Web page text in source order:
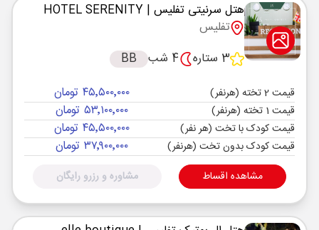
هتل سرنیتی تفلیس | HOTEL SERENITY
تفلیس
3 ستاره
4 شب BB
قیمت 2 تخته (هرنفر) ۴۵٬۵۰۰٬۰۰۰ تومان
قیمت 1 تخته (هرنفر) ۵۳٬۱۰۰٬۰۰۰ تومان
قیمت کودک با تخت (هر نفر) ۴۵٬۵۰۰٬۰۰۰ تومان
قیمت کودک بدون تخت (هرنفر) ۳۷٬۹۰۰٬۰۰۰ تومان
مشاهده اقساط مشاوره و رزرو رایگان